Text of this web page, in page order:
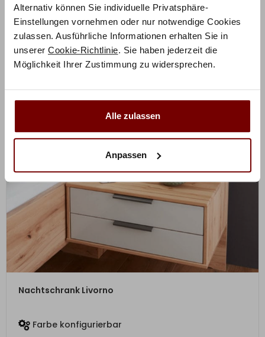
Alternativ können Sie individuelle Privatsphäre-
Einstellungen vornehmen oder nur notwendige Cookies
zulassen. Ausführliche Informationen erhalten Sie in
unserer Cookie-Richtlinie. Sie haben jederzeit die
Möglichkeit Ihrer Zustimmung zu widersprechen.
Alle zulassen
Anpassen
ab 930,00€
Mit Vorkasse nur837,00€
Nachtschrank Livorno
Farbe konfigurierbar